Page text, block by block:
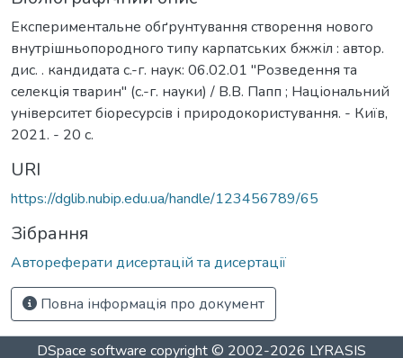
Експериментальне обґрунтування створення нового
внутрішньопородного типу карпатських бжжіл : автор.
дис. . кандидата с.-г. наук: 06.02.01 "Розведення та
селекція тварин" (с.-г. науки) / В.В. Папп ; Національний
університет біоресурсів і природокористування. - Київ,
2021. - 20 с.
URI
https://dglib.nubip.edu.ua/handle/123456789/65
Зібрання
Автореферати дисертацій та дисертації
Повна інформація про документ
DSpace software copyright © 2002-2026 LYRASIS